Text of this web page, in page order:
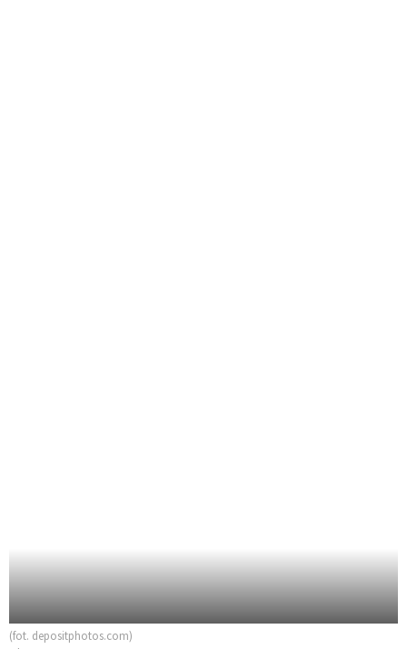
(fot. depositphotos.com)